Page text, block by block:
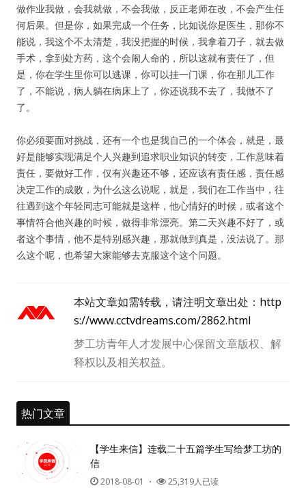
做作业我做，会我就做，不会我做，反正老师在改，不会产生任
何后果。但是你，如果完成一个任务，比如说你是医生，那你不
能说，我这个不太清楚，我没把握的时候，我拿着刀子，就去做
手术，拿到处方药，这个会闹人命的，所以这就有责任了，但
是，你在学生里你可以逃课，你可以挂一门课，你在那儿工作
了，不能说，病人躺在病床上了，你还说我不去了，我做不了
了。
你必须要面对挑战，还有一个也是我自己的一个体会，就是，最
好是能够实现满足个人兴趣到追求职业知识的转变，工作意味着
责任，要做好工作，仅有兴趣还不够，还应该有责任感，责任感
决定工作的成败，为什么这么说呢，就是，我们在工作当中，往
往遇到这个年轻同志可能就是这样，他心情好的时候，或者这个
事情符合他兴趣的时候，做得非常漂亮。第二天兴趣不好了，或
者这个事情，他不是特别感兴趣，那就做到真是，没法说了。那
么这个呢，也希望大家能够去克服这个这个问题。
本站文章如需转载，请注明文章出处： http
s://www.cctvdreams.com/2862.html
梦工坊青年人才发展中心保留文章版权、解
释权以及相关权益。
热门文章
【学生来信】连载二十五篇学生写给梦工坊的
信
2018-08-01 ・ 25,319人已读